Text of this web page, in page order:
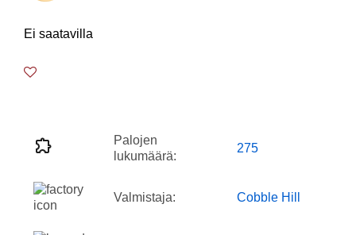
Ei saatavilla
Palojen
lukumäärä:
275
Valmistaja: Cobble Hill